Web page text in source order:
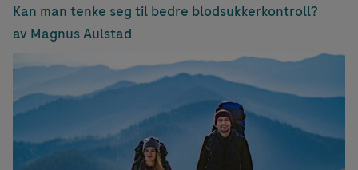
Kan man tenke seg til bedre blodsukkerkontroll?
av Magnus Aulstad